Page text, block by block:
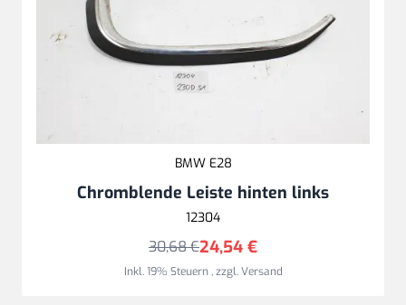
BMW E28
Chromblende Leiste hinten links
12304
24,54 €
30,68 €
Inkl. 19% Steuern,zzgl.Versand